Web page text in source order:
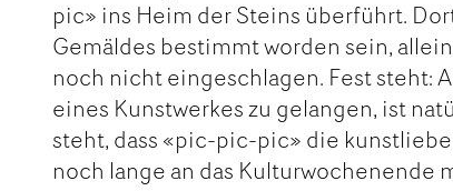
pic» ins Heim der Steins überführt.
Gemäldes bestimmt worden sein,
noch nicht eingeschlagen. Fest steht:
eines Kunstwerkes zu gelangen, ist
steht, dass «pic-pic-pic» die
noch lange an das